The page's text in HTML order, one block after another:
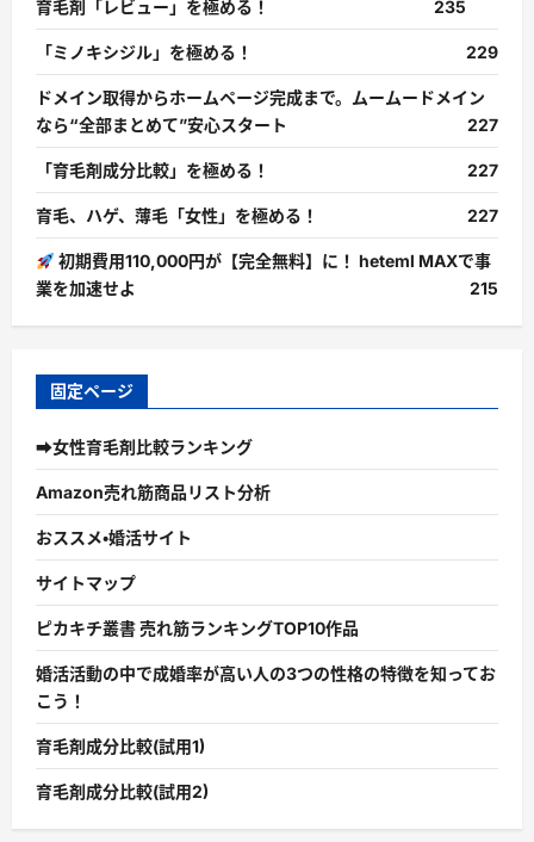
育毛剤「レビュー」を極める！ 235
「ミノキシジル」を極める！ 229
ドメイン取得からホームページ完成まで。ムームードメイン
なら“全部まとめて”安心スタート
227
「育毛剤成分比較」を極める！ 227
育毛、ハゲ、薄毛「女性」を極める！ 227
初期費用110,000円が【完全無料】に！ heteml MAXで事
業を加速せよ
215
固定ページ
➡女性育毛剤比較ランキング
Amazon売れ筋商品リスト分析
おススメ・婚活サイト
サイトマップ
ピカキチ叢書 売れ筋ランキングTOP10作品
婚活活動の中で成婚率が高い人の3つの性格の特徴を知ってお
こう！
育毛剤成分比較(試用1)
育毛剤成分比較(試用2)